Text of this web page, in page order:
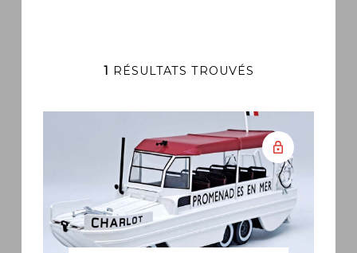
1 RÉSULTATS TROUVÉS